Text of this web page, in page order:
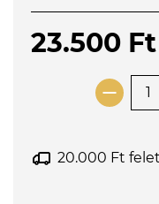
23.500 Ft
20.000 Ft